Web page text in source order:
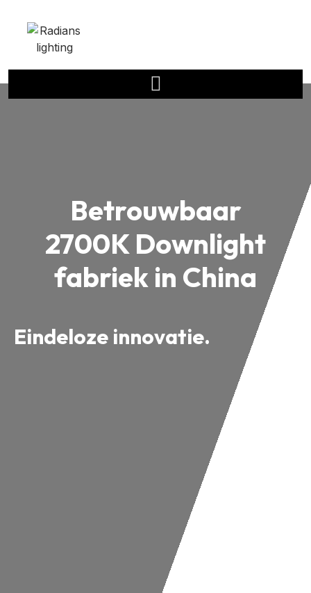
Betrouwbaar
2700K Downlight
fabriek in China
Eindeloze innovatie.